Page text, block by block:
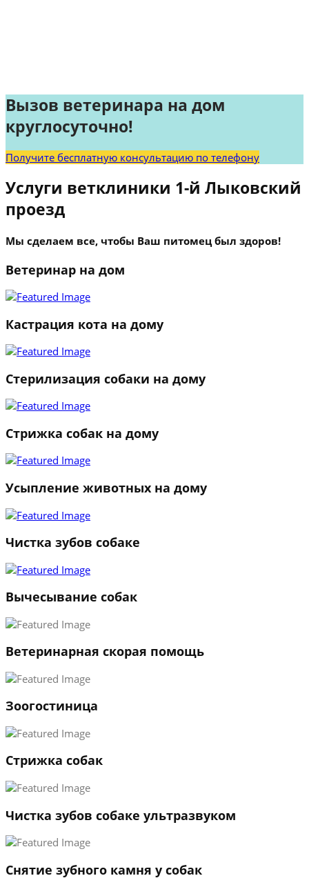
2
→
Вызов ветеринара на дом
круглосуточно!
Получите бесплатную консультацию по телефону
Услуги ветклиники 1-й Лыковский
проезд
Мы сделаем все, чтобы Ваш питомец был здоров!
Ветеринар на дом
Кастрация кота на дому
Стерилизация собаки на дому
Стрижка собак на дому
Усыпление животных на дому
Чистка зубов собаке
Вычесывание собак
Ветеринарная скорая помощь
Зоогостиница
Стрижка собак
Чистка зубов собаке ультразвуком
Снятие зубного камня у собак